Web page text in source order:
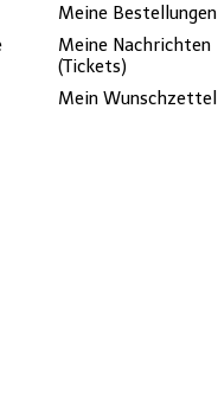
Meine Bestellungen
Meine Nachrichten
(Tickets)
Mein Wunschzettel